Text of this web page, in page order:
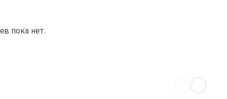
пока нет.